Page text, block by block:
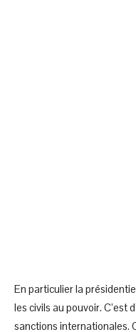
En particulier la
les civils au pouvoir. C’est
sanctions internationales.